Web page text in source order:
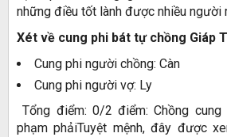
những điều tốt lành được nhiều người
Xét về cung phi bát tự chồng Giáp
Cung phi người chồng: Càn
Cung phi người vợ: Ly
Tổng điểm: 0/2 điểm: Chồng
phạm phảiTuyệt mệnh, đây được